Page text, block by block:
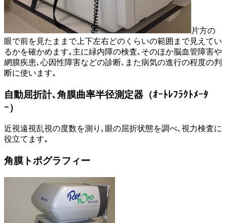
片方の
眼で前を見たままで上下左右どのくらいの範囲まで見えてい
るかを確かめます｡主に緑内障の検査､そのほか脳血管障害や
網膜疾患､心因性障害などの診断､また病気の進行の程度の判
断に使います｡
自動屈折計､角膜曲率半径測定器（ｵｰﾄﾚﾌﾗｸﾄﾒｰﾀ
ｰ）
近視遠視乱視の度数を測り､眼の屈折状態を調べ､視力検査に
役立てます｡
角膜トポグラフィー